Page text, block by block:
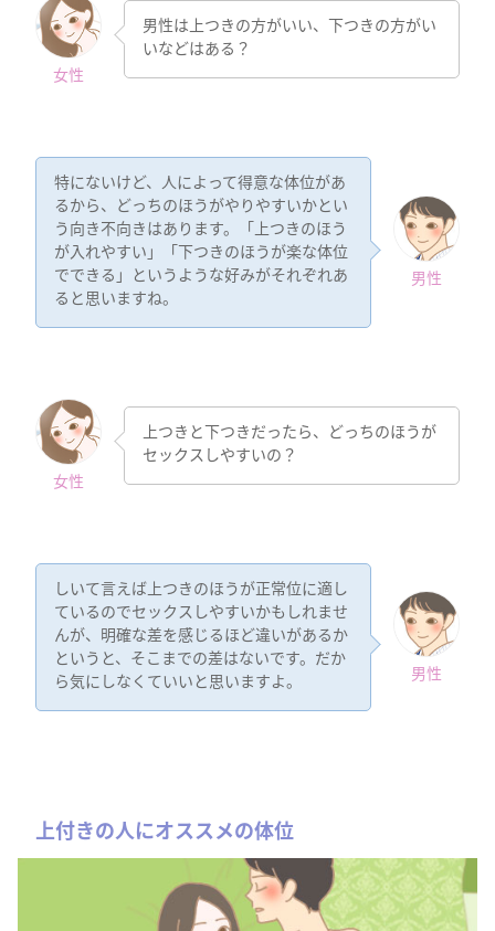
女性
男性は上つきの方がいい、下つきの方がい
いなどはある？
特にないけど、人によって得意な体位があ
るから、どっちのほうがやりやすいかとい
う向き不向きはあります。「上つきのほう
が入れやすい」「下つきのほうが楽な体位
でできる」というような好みがそれぞれあ
ると思いますね。
男性
女性
上つきと下つきだったら、どっちのほうが
セックスしやすいの？
しいて言えば上つきのほうが正常位に適し
ているのでセックスしやすいかもしれませ
んが、明確な差を感じるほど違いがあるか
というと、そこまでの差はないです。だか
ら気にしなくていいと思いますよ。
男性
上付きの人にオススメの体位